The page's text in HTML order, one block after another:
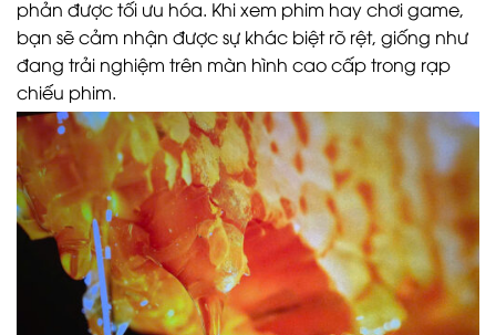
phản được tối ưu hóa. Khi xem phim hay chơi game,
bạn sẽ cảm nhận được sự khác biệt rõ rệt, giống như
đang trải nghiệm trên màn hình cao cấp trong rạp
chiếu phim.